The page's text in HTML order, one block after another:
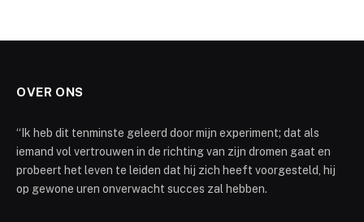
OVER ONS
“Ik heb dit tenminste geleerd door mijn experiment; dat als
iemand vol vertrouwen in de richting van zijn dromen gaat en
probeert het leven te leiden dat hij zich heeft voorgesteld, hij
op gewone uren onverwacht succes zal hebben.